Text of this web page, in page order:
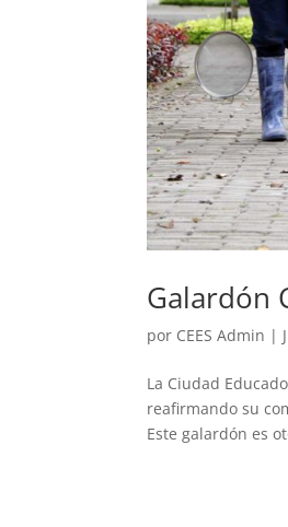
Galardón
por CEES Admin |
La Ciudad
reafirmando su
Este galardón es